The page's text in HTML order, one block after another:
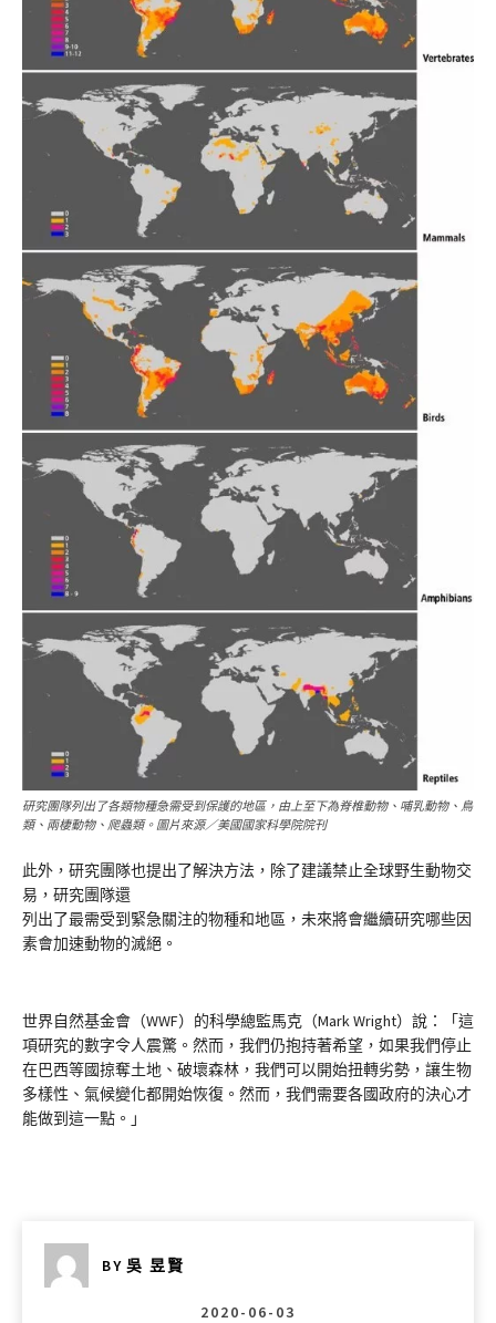
研究團隊列出了各類物種急需受到保護的地區，由上至下為脊椎動物、哺乳動物、鳥
類、兩棲動物、爬蟲類。圖片來源／美國國家科學院院刊
此外，研究團隊也提出了解決方法，除了建議禁止全球野生動物交
易，研究團隊還
列出了最需受到緊急關注的物種和地區，未來將會繼續研究哪些因
素會加速動物的滅絕。
世界自然基金會（WWF）的科學總監馬克（Mark Wright）說：「這
項研究的數字令人震驚。然而，我們仍抱持著希望，如果我們停止
在巴西等國掠奪土地、破壞森林，我們可以開始扭轉劣勢，讓生物
多樣性、氣候變化都開始恢復。然而，我們需要各國政府的決心才
能做到這一點。」
BY 吳 昱賢
2020-06-03